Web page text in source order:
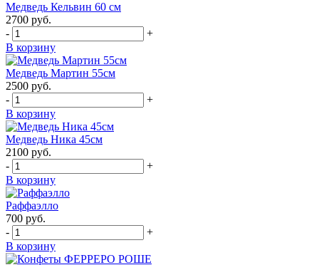
Медведь Кельвин 60 см
2700 руб.
-
+
В корзину
Медведь Мартин 55см
2500 руб.
-
+
В корзину
Медведь Ника 45см
2100 руб.
-
+
В корзину
Раффаэлло
700 руб.
-
+
В корзину